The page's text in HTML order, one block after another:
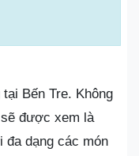
Bến Tre. Không
được xem là
đa dạng các món